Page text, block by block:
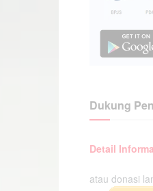
Dukung
Detail
atau donasi